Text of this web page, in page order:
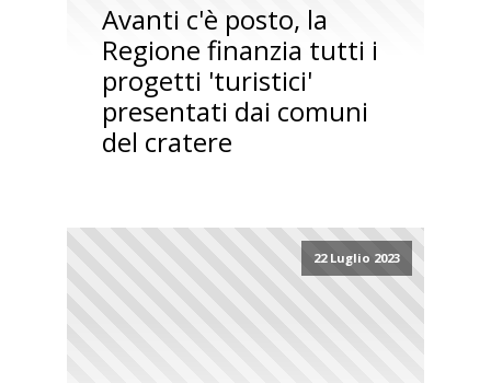
Avanti c'è posto, la
Regione finanzia tutti i
progetti 'turistici'
presentati dai comuni
del cratere
22 Luglio 2023